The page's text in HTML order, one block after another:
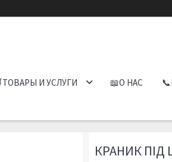
И УСЛУГИ 📖О НАС
КРАНИК ПІД